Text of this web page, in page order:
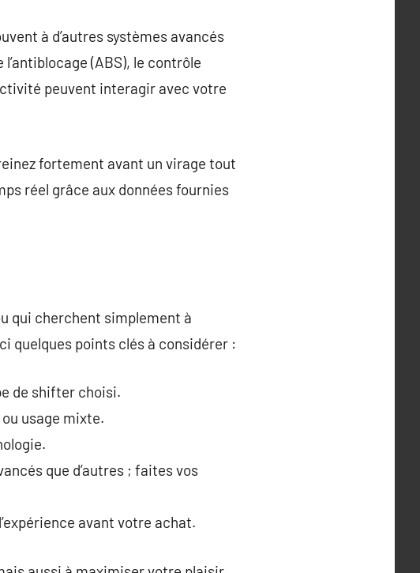
à d’autres systèmes avancés
(ABS), le contrôle
peuvent interagir avec votre
fortement avant un virage tout
réel grâce aux données fournies
qui cherchent simplement à
quelques points clés à considérer :
de shifter choisi.
usage mixte.
que d’autres ; faites vos
avant votre achat.